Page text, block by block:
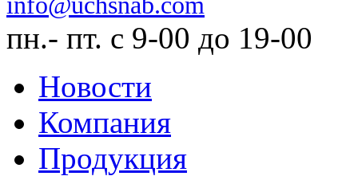
пн.- пт. с 9-00 до 19-00
Новости
Компания
Продукция